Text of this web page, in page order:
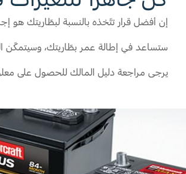
إن أفضل قرار تتّخذه بالنسبة لبطّاريتك هو
ستساعد في إطالة عمر بطّاريتك، وسيتمكّن
يرجى مراجعة دليل المالك للحصول على